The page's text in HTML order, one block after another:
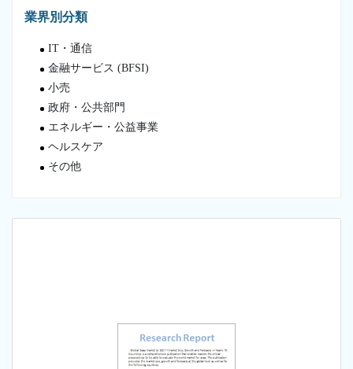
業界別分類
IT・通信
金融サービス (BFSI)
小売
政府・公共部門
エネルギー・公益事業
ヘルスケア
その他